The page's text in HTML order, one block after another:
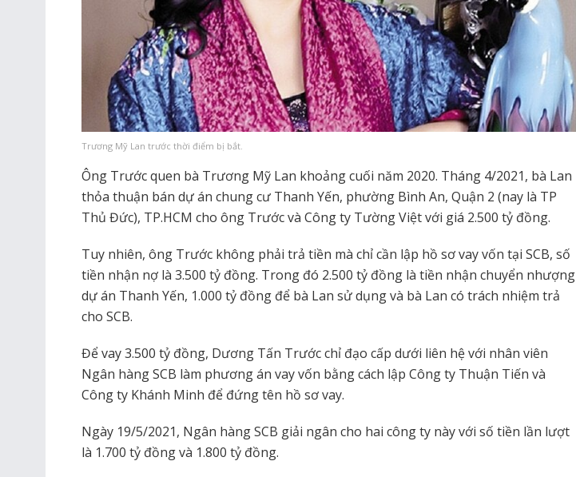
Trương Mỹ Lan trước thời điểm bị bắt.
Ông Trước quen bà Trương Mỹ Lan khoảng cuối năm 2020. Tháng 4/2021, bà Lan
thỏa thuận bán dự án chung cư Thanh Yến, phường Bình An, Quận 2 (nay là TP
Thủ Đức), TP.HCM cho ông Trước và Công ty Tường Việt với giá 2.500 tỷ đồng.
Tuy nhiên, ông Trước không phải trả tiền mà chỉ cần lập hồ sơ vay vốn tại SCB, số
tiền nhận nợ là 3.500 tỷ đồng. Trong đó 2.500 tỷ đồng là tiền nhận chuyển nhượng
dự án Thanh Yến, 1.000 tỷ đồng để bà Lan sử dụng và bà Lan có trách nhiệm trả
cho SCB.
Để vay 3.500 tỷ đồng, Dương Tấn Trước chỉ đạo cấp dưới liên hệ với nhân viên
Ngân hàng SCB làm phương án vay vốn bằng cách lập Công ty Thuận Tiến và
Công ty Khánh Minh để đứng tên hồ sơ vay.
Ngày 19/5/2021, Ngân hàng SCB giải ngân cho hai công ty này với số tiền lần lượt
là 1.700 tỷ đồng và 1.800 tỷ đồng.